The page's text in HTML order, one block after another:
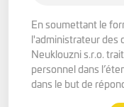
En soumettant le
l'administrateur des
Neuklouzni s.r.o.
personnel dans
dans le but de